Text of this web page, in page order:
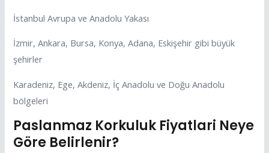
İstanbul Avrupa ve Anadolu Yakası
İzmir, Ankara, Bursa, Konya, Adana, Eskişehir gibi büyük
şehirler
Karadeniz, Ege, Akdeniz, İç Anadolu ve Doğu Anadolu
bölgeleri
Paslanmaz Korkuluk Fiyatlari Neye
Göre Belirlenir?